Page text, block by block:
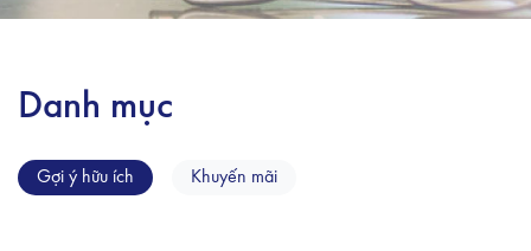
Danh mục
Gợi ý hữu ích Khuyến mãi